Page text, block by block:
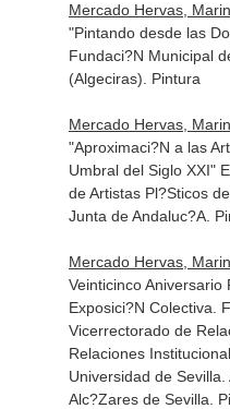
Mercado Hervas,
"Pintando desde las
Fundaci?N Municipal
(Algeciras). Pintura
Mercado Hervas,
"Aproximaci?N a las
Umbral del Siglo XXI"
de Artistas Pl?Sticos
Junta de Andaluc?A.
Mercado Hervas,
Veinticinco Aniversario
Exposici?N Colectiva.
Vicerrectorado de
Relaciones
Universidad de
Alc?Zares de Sevilla.